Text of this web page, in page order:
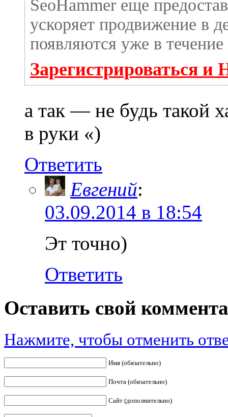
SeoHammer еще
ускоряет продвижение в
появляются уже в
Зарегистрироваться и
а так — не будь такой
в руки «)
Ответить
Евгений:
03.09.2014 в 18:54
Эт точно)
Ответить
Оставить свой
Нажмите, чтобы отменить
Имя (обязательно)
Почта (обязательно)
Сайт (дополнительно)